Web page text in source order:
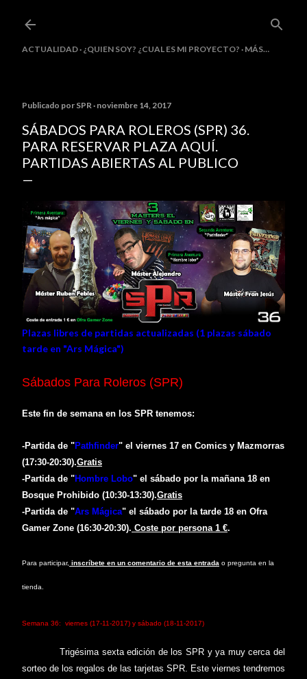
ACTUALIDAD ¿QUIEN SOY? ¿CUAL ES MI PROYECTO? MÁS…
Publicado por SPR noviembre 14, 2017
SÁBADOS PARA ROLEROS (SPR) 36.
PARA RESERVAR PLAZA AQUÍ.
PARTIDAS ABIERTAS AL PUBLICO
Plazas libres de partidas actualizadas (1 plazas sábado
tarde en "Ars Mágica")
Sábados Para Roleros (SPR)
Este fin de semana en los SPR tenemos:
-Partida de "Pathfinder" e l viernes 17 en Comics y Mazmorras
(17:30-20:30).Gratis
-Partida de "Hombre Lobo" e sábado por la mañana18 en
Bosque Prohibido (10:30-13:30).Gratis
-Partida de "Ars Mágica" e sábado por la tarde 18 en Ofra
Gamer Zone (16:30-20:30). Coste por persona 1 €.
Para participar, inscríbete en un comentario de esta entrada o pregunta en la
tienda.
Semana 36: viernes (17-11-2017) y sábado (18-11-2017)
Trigésimasexta edición de los SPR y ya muy cerca del
sorteo de los regalos de las tarjetas SPR. Este viernes tendremos